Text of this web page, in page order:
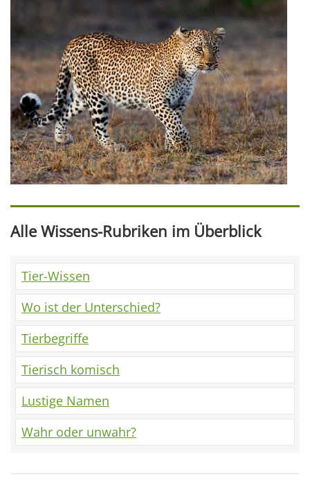
Alle Wissens-Rubriken im Überblick
Tier-Wissen
Wo ist der Unterschied?
Tierbegriffe
Tierisch komisch
Lustige Namen
Wahr oder unwahr?